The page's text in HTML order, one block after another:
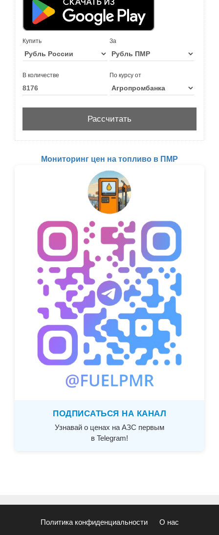
Купить За
В количестве По курсу от
Мониторинг цен на топливо в ПМР
ПОДПИСАТЬСЯ НА КАНАЛ
Узнавай о ценах на АЗС первым
в Telegram!
Политика конфиденциальности О нас